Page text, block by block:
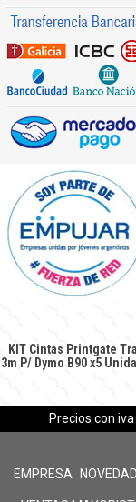
KIT Cintas Printgate
3m P/ Dymo B90 x5
Precios con
EMPRESA